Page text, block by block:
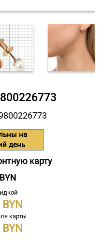
на
день
карту
карты